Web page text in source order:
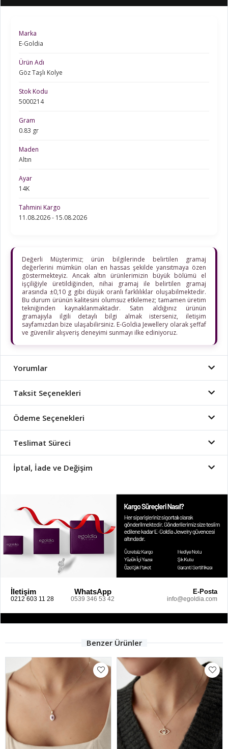
Marka
E-Goldia
Ürün Adı
Göz Taşlı Kolye
Stok Kodu
5000214
Gram
0.83 gr
Maden
Altın
Ayar
14K
Tahmini Kargo
11.08.2026 - 15.08.2026
Değerli Müşterimiz; ürün bilgilerinde belirtilen gramaj
değerlerini mümkün olan en hassas şekilde yansıtmaya özen
göstermekteyiz. Ancak altın ürünlerimizin büyük bölümü el
işçiliğiyle üretildiğinden, nihai gramaj ile belirtilen gramaj
arasında ±0,10 g gibi düşük oranlı farklılıklar oluşabilmektedir.
Bu durum ürünün kalitesini olumsuz etkilemez; tamamen üretim
tekniğinden kaynaklanmaktadır. Satın aldığınız ürünün
gramajıyla ilgili detaylı bilgi almak isterseniz, iletişim
sayfamızdan bize ulaşabilirsiniz. E-Goldia Jewellery olarak şeffaf
ve güvenilir alışveriş deneyimi sunmayı ilke ediniyoruz.
Yorumlar
Taksit Seçenekleri
Ödeme Seçenekleri
Teslimat Süreci
İptal, İade ve Değişim
İletişim
0212 603 11 28
WhatsApp
0539 346 53 42
E-Posta
info@egoldia.com
Benzer Ürünler